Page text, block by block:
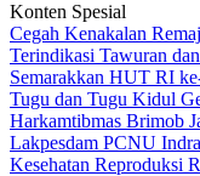
Konten Spesial
Cegah Kenakalan
Terindikasi Tawuran
Semarakkan HUT RI
Tugu dan Tugu Kidul
Harkamtibmas Brimob
Lakpesdam PCNU
Kesehatan Reproduksi